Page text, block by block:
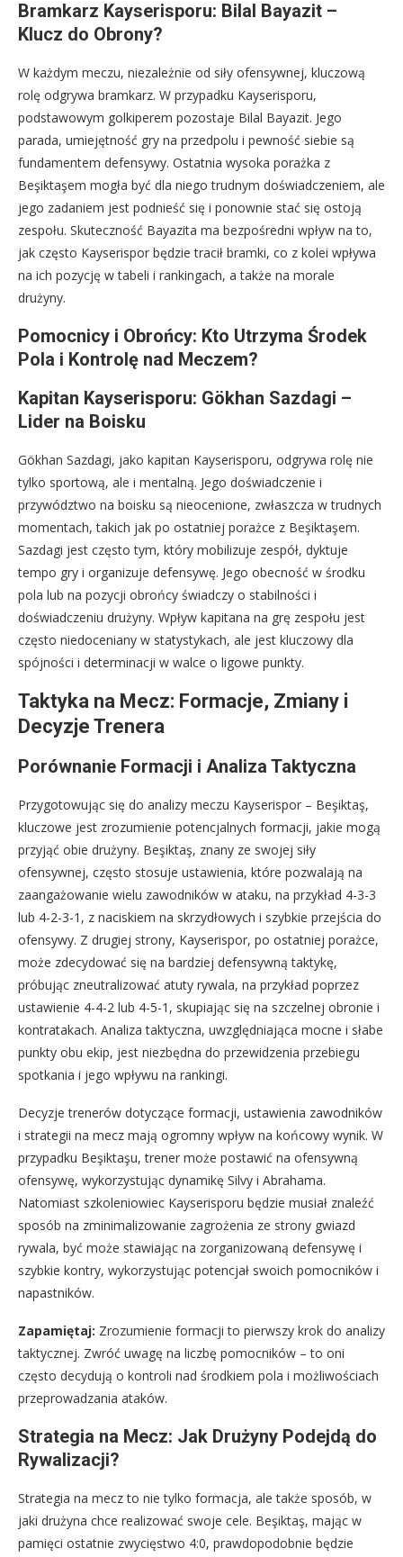
Bramkarz Kayserisporu: Bilal Bayazit –
Klucz do Obrony?
W każdym meczu, niezależnie od siły ofensywnej, kluczową
rolę odgrywa bramkarz. W przypadku Kayserisporu,
podstawowym golkiperem pozostaje Bilal Bayazit. Jego
parada, umiejętność gry na przedpolu i pewność siebie są
fundamentem defensywy. Ostatnia wysoka porażka z
Beşiktaşem mogła być dla niego trudnym doświadczeniem, ale
jego zadaniem jest podnieść się i ponownie stać się ostoją
zespołu. Skuteczność Bayazita ma bezpośredni wpływ na to,
jak często Kayserispor będzie tracił bramki, co z kolei wpływa
na ich pozycję w tabeli i rankingach, a także na morale
drużyny.
Pomocnicy i Obrońcy: Kto Utrzyma Środek
Pola i Kontrolę nad Meczem?
Kapitan Kayserisporu: Gökhan Sazdagi –
Lider na Boisku
Gökhan Sazdagi, jako kapitan Kayserisporu, odgrywa rolę nie
tylko sportową, ale i mentalną. Jego doświadczenie i
przywództwo na boisku są nieocenione, zwłaszcza w trudnych
momentach, takich jak po ostatniej porażce z Beşiktaşem.
Sazdagi jest często tym, który mobilizuje zespół, dyktuje
tempo gry i organizuje defensywę. Jego obecność w środku
pola lub na pozycji obrońcy świadczy o stabilności i
doświadczeniu drużyny. Wpływ kapitana na grę zespołu jest
często niedoceniany w statystykach, ale jest kluczowy dla
spójności i determinacji w walce o ligowe punkty.
Taktyka na Mecz: Formacje, Zmiany i
Decyzje Trenera
Porównanie Formacji i Analiza Taktyczna
Przygotowując się do analizy meczu Kayserispor – Beşiktaş,
kluczowe jest zrozumienie potencjalnych formacji, jakie mogą
przyjąć obie drużyny. Beşiktaş, znany ze swojej siły
ofensywnej, często stosuje ustawienia, które pozwalają na
zaangażowanie wielu zawodników w ataku, na przykład 4-3-3
lub 4-2-3-1, z naciskiem na skrzydłowych i szybkie przejścia do
ofensywy. Z drugiej strony, Kayserispor, po ostatniej porażce,
może zdecydować się na bardziej defensywną taktykę,
próbując zneutralizować atuty rywala, na przykład poprzez
ustawienie 4-4-2 lub 4-5-1, skupiając się na szczelnej obronie i
kontratakach. Analiza taktyczna, uwzględniająca mocne i słabe
punkty obu ekip, jest niezbędna do przewidzenia przebiegu
spotkania i jego wpływu na rankingi.
Decyzje trenerów dotyczące formacji, ustawienia zawodników
i strategii na mecz mają ogromny wpływ na końcowy wynik. W
przypadku Beşiktaşu, trener może postawić na ofensywną
ofensywę, wykorzystując dynamikę Silvy i Abrahama.
Natomiast szkoleniowiec Kayserisporu będzie musiał znaleźć
sposób na zminimalizowanie zagrożenia ze strony gwiazd
rywala, być może stawiając na zorganizowaną defensywę i
szybkie kontry, wykorzystując potencjał swoich pomocników i
napastników.
Zapamiętaj: Zrozumienie formacji to pierwszy krok do analizy
taktycznej. Zwróć uwagę na liczbę pomocników – to oni
często decydują o kontroli nad środkiem pola i możliwościach
przeprowadzania ataków.
Strategia na Mecz: Jak Drużyny Podejdą do
Rywalizacji?
Strategia na mecz to nie tylko formacja, ale także sposób, w
jaki drużyna chce realizować swoje cele. Beşiktaş, mając w
pamięci ostatnie zwycięstwo 4:0, prawdopodobnie będzie